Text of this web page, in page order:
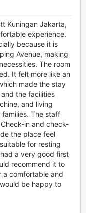
kattavan
oleskelusta
huonepalvelu
ja välipaloista
hotellissa on
joten voit
vaatteiden hoidosta.
siitä, että
oleskelusi ajan.
ilmaiseksi, ja
yhteydenpidon ja
tutustua
Ascott Kuningan
kuin
ja
Kuningan Jakarta,
experience.
because it is
Avenue, making
The room
It felt more like an
made the stay
the facilities
and living
The staff
in and check-
the place feel
for resting
a very good first
recommend it to
a comfortable and
be happy to